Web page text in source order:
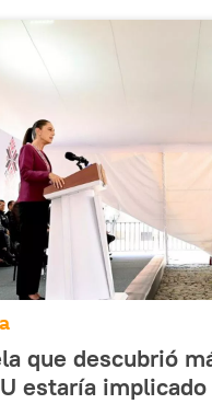
que descubrió
estaría implicado